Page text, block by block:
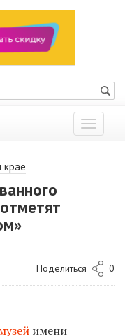
Показать
меню
крае
Поделиться 0
имени